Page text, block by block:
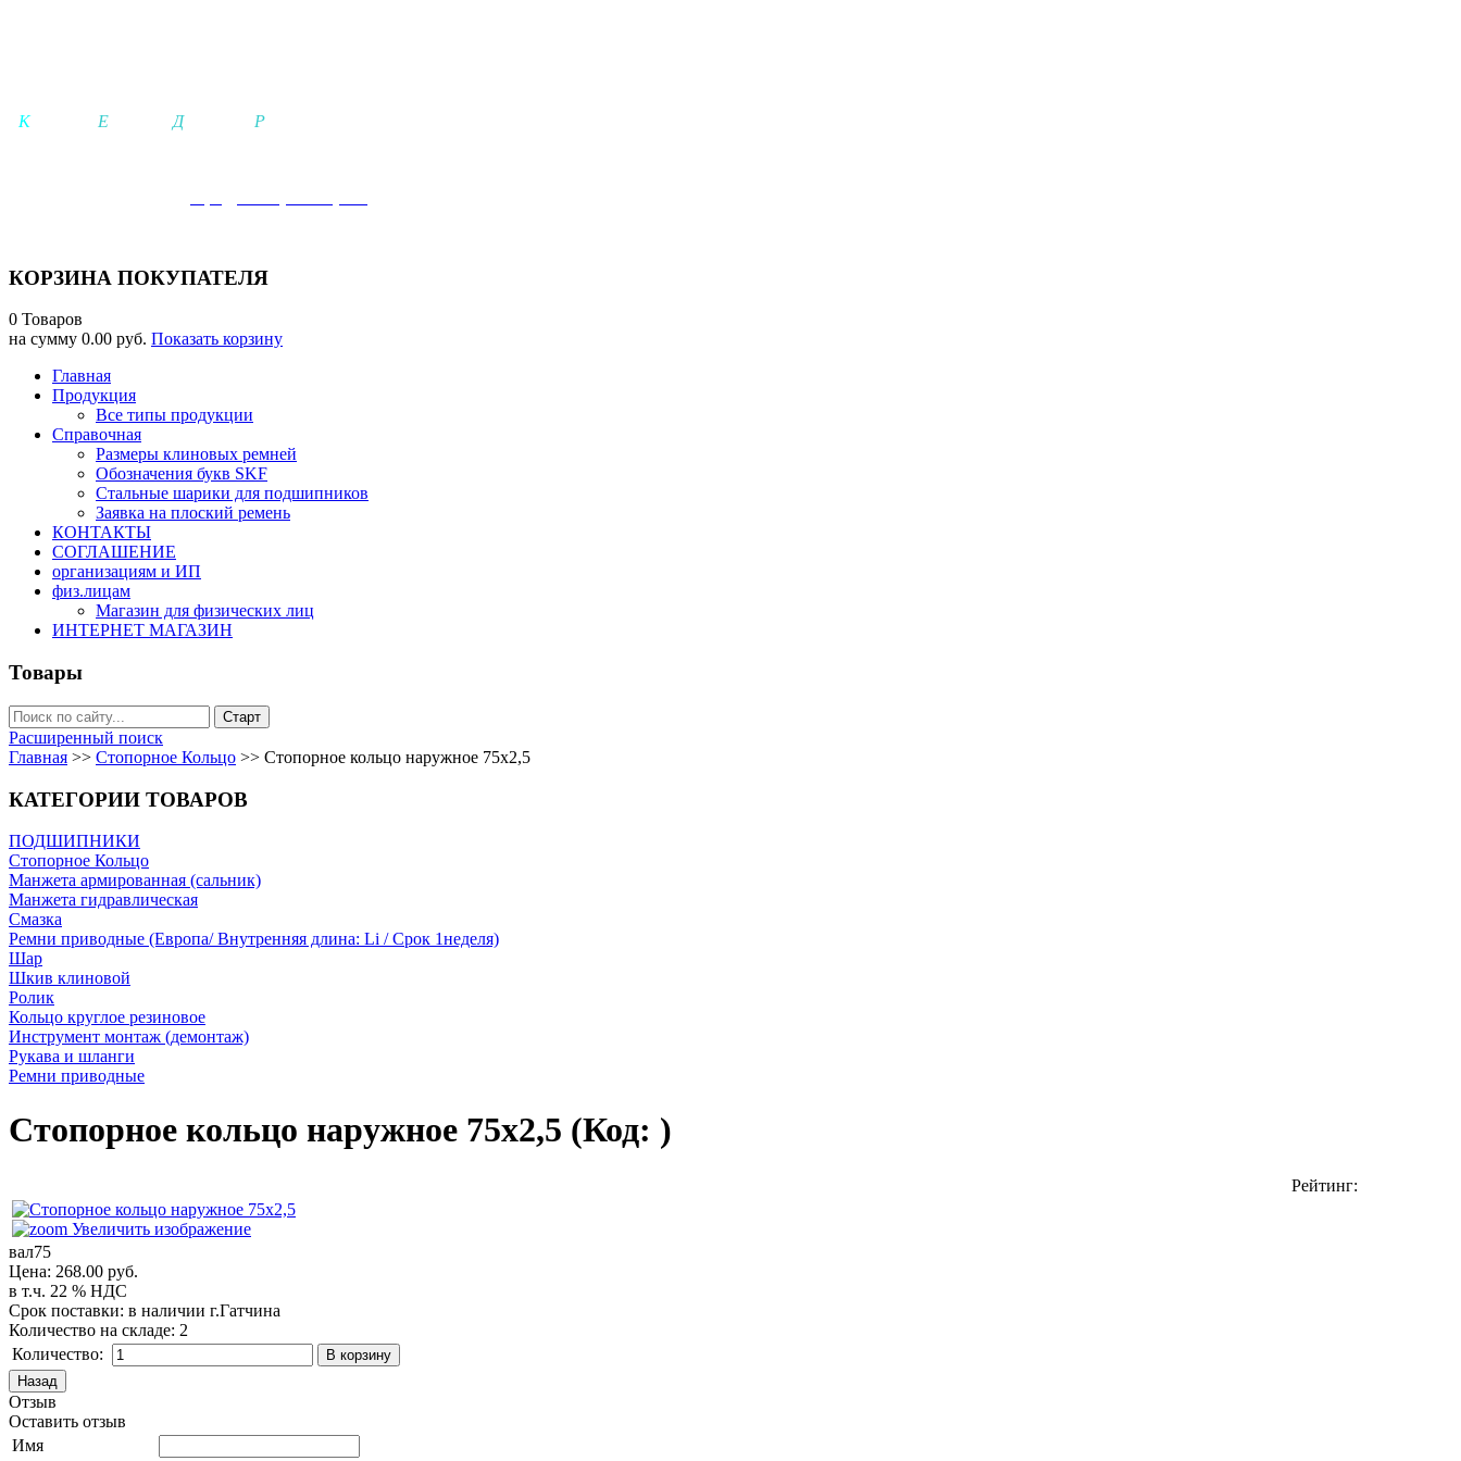
Ка Е Движение- Результат-
КОРЗИНА ПОКУПАТЕЛЯ
0 Товаров
на сумму 0.00 руб. Показать корзину
Главная
Продукция
Все типы продукции
Справочная
Размеры клиновых ремней
Обозначения букв SKF
Стальные шарики для подшипников
Заявка на плоский ремень
КОНТАКТЫ
СОГЛАШЕНИЕ
организациям и ИП
физ.лицам
Магазин для физических лиц
ИНТЕРНЕТ МАГАЗИН
Товары
Расширенный поиск
Главная >> Стопорное Кольцо >> Стопорное кольцо наружное 75х2,5
КАТЕГОРИИ ТОВАРОВ
ПОДШИПНИКИ
Стопорное Кольцо
Манжета армированная (сальник)
Манжета гидравлическая
Cмазка
Ремни приводные (Европа/ Внутренняя длина: Li / Срок 1неделя)
Шар
Шкив клиновой
Ролик
Кольцо круглое резиновое
Инструмент монтаж (демонтаж)
Рукава и шланги
Ремни приводные
Стопорное кольцо наружное 75х2,5 (Код: )
Рейтинг:
Увеличить изображение
вал75
Цена: 268.00 руб.
в т.ч. 22 % НДС
Срок поставки: в наличии г.Гатчина
Количество на складе: 2
Количество:
Отзыв
Оставить отзыв
Имя